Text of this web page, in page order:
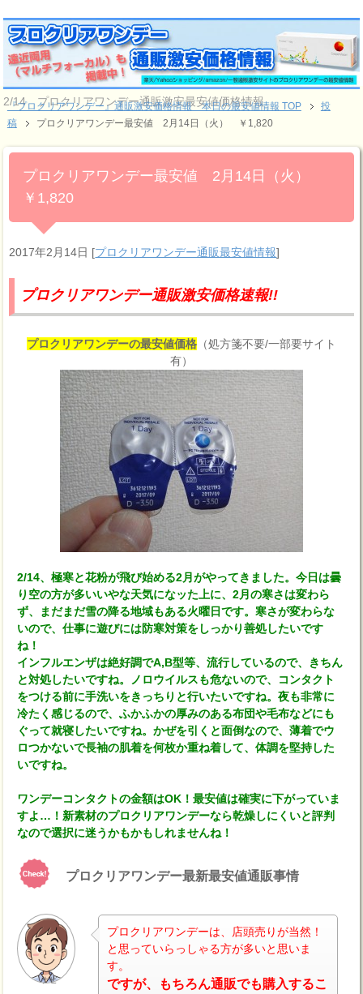
2/14 プロクリアワンデー通販激安最安値価格情報
『プロクリアワンデー』通販激安価格情報 本日の最安値情報 TOP
投
稿
プロクリアワンデー最安値 2月14日（火） ￥1,820
プロクリアワンデー最安値 2月14日（火）
￥1,820
2017年2月14日 [プロクリアワンデー通販最安値情報]
プロクリアワンデー通販激安価格速報!!
プロクリアワンデーの最安値価格（処方箋不要/一部要サイト
有）
2/14、極寒と花粉が飛び始める2月がやってきました。今日は曇
り空の方が多いいやな天気になッた上に、2月の寒さは変わら
ず、まだまだ雪の降る地域もある火曜日です。寒さが変わらな
いので、仕事に遊びには防寒対策をしっかり善処したいです
ね！
インフルエンザは絶好調でA,B型等、流行しているので、きちん
と対処したいですね。ノロウイルスも危ないので、コンタクト
をつける前に手洗いをきっちりと行いたいですね。夜も非常に
冷たく感じるので、ふかふかの厚みのある布団や毛布などにも
ぐって就寝したいですね。かぜを引くと面倒なので、薄着でウ
ロつかないで長袖の肌着を何枚か重ね着して、体調を堅持した
いですね。
ワンデーコンタクトの金額はOK！最安値は確実に下がっていま
すよ…！新素材のプロクリアワンデーなら乾燥しにくいと評判
なので選択に迷うかもかもしれませんね！
プロクリアワンデー最新最安値通販事情
ナビ
プロクリアワンデーは、店頭売りが当然！
と思っていらっしゃる方が多いと思いま
す。
ですが、もちろん通販でも購入するこ